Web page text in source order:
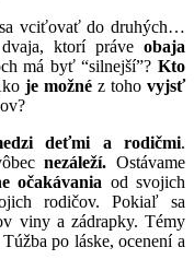
vciťovať do druhých…
ktorí práveobaja
má byť “silnejší”?Kto
je možné z toho vyjsť
deťmi a rodičmi.
nezáleží. Ostávame
očakávania od svojich
rodičov. Pokiaľ sa
viny a zádrapky. Témy
Túžba po láske, ocenení a